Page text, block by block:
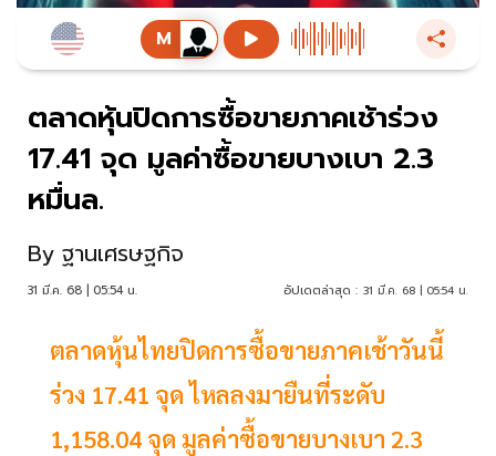
ตลาดหุ้นปิดการซื้อขายภาคเช้าร่วง
17.41 จุด มูลค่าซื้อขายบางเบา 2.3
หมื่นล.
By ฐานเศรษฐกิจ
31 มี.ค. 68 | 05:54 น. อัปเดตล่าสุด : 31 มี.ค. 68 | 05:54 น.
ตลาดหุ้นไทยปิดการซื้อขายภาคเช้าวันนี้
ร่วง 17.41 จุด ไหลลงมายืนที่ระดับ
1,158.04 จุด มูลค่าซื้อขายบางเบา 2.3